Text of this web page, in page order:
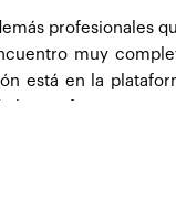
profesionales
muy
está en la
los profesores.
de una